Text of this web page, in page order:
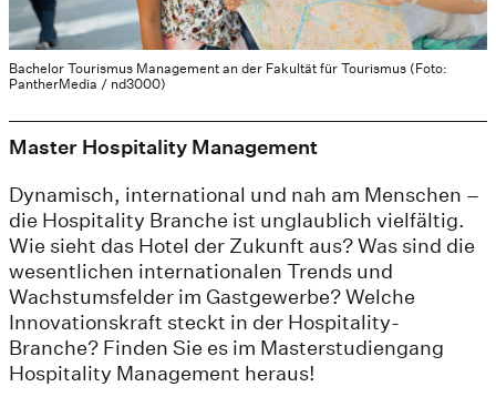
Bachelor Tourismus Management an der Fakultät für Tourismus (Foto:
PantherMedia / nd3000)
Master Hospitality Management
Dynamisch, international und nah am Menschen –
die Hospitality Branche ist unglaublich vielfältig.
Wie sieht das Hotel der Zukunft aus? Was sind die
wesentlichen internationalen Trends und
Wachstumsfelder im Gastgewerbe? Welche
Innovationskraft steckt in der Hospitality-
Branche? Finden Sie es im Masterstudiengang
Hospitality Management heraus!